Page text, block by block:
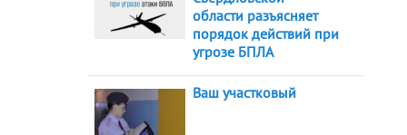
области разъясняет
порядок действий при
угрозе БПЛА
Ваш участковый